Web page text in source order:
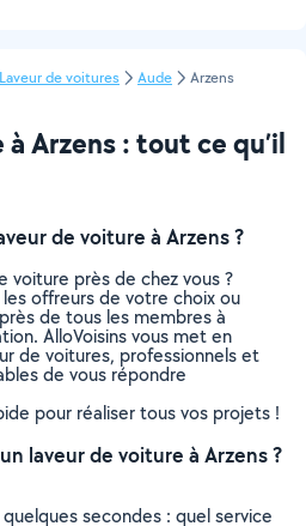
Laveur de voitures Aude Arzens
Arzens : tout ce qu’il
de voiture à Arzens ?
voiture près de chez vous ?
offreurs de votre choix ou
de tous les membres à
AlloVoisins vous met en
de voitures, professionnels et
de vous répondre
pour réaliser tous vos projets !
laveur de voiture à Arzens ?
secondes : quel service